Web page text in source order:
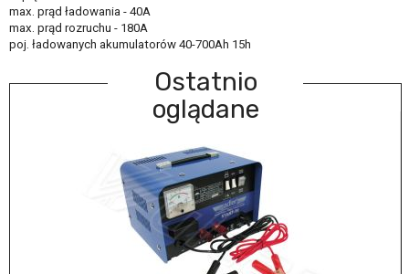
max. prąd ładowania - 40A
max. prąd rozruchu - 180A
poj. ładowanych akumulatorów 40-700Ah 15h
Ostatnio
oglądane